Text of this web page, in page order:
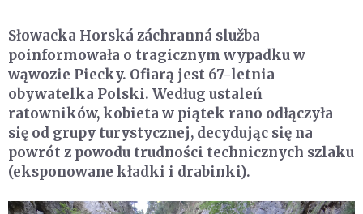
Słowacka Horská záchranná služba
poinformowała o tragicznym wypadku w
wąwozie Piecky. Ofiarą jest 67-letnia
obywatelka Polski. Według ustaleń
ratowników, kobieta w piątek rano odłączyła
się od grupy turystycznej, decydując się na
powrót z powodu trudności technicznych szlaku
(eksponowane kładki i drabinki).